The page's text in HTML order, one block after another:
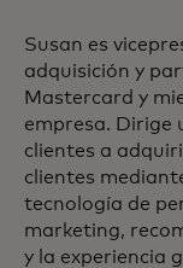
Susan es
adquisición y
Mastercard y
empresa. Dirige
clientes a
clientes
tecnología de
marketing,
y la experiencia